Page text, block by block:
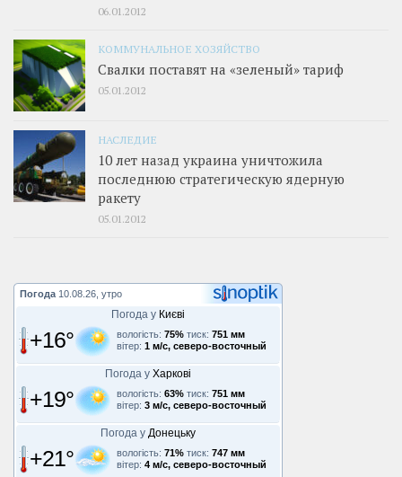
06.01.2012
КОММУНАЛЬНОЕ ХОЗЯЙСТВО
Свалки поставят на «зеленый» тариф
05.01.2012
НАСЛЕДИЕ
10 лет назад украина уничтожила
последнюю стратегическую ядерную
ракету
05.01.2012
Погода 10.08.26, утро
Погода у Києві
+16° вологість: 75% тиск: 751 мм
вітер: 1 м/с, северо-восточный
Погода у Харкові
+19° вологість: 63% тиск: 751 мм
вітер: 3 м/с, северо-восточный
Погода у Донецьку
+21° вологість: 71% тиск: 747 мм
вітер: 4 м/с, северо-восточный